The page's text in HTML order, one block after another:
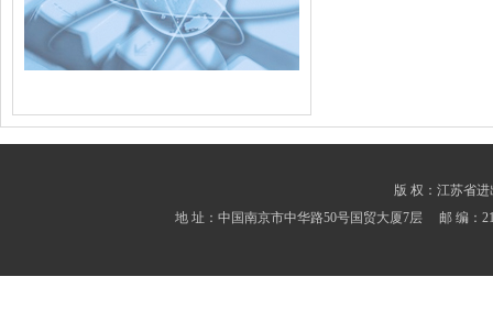
版 权：江苏省
地 址：中国南京市中华路50号国贸大厦7层 邮 编：